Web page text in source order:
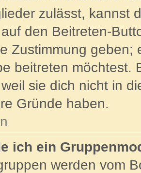
zulässt, kannst
den Beitreten-
Zustimmung geben;
beitreten möchtest.
sie dich nicht in
Gründe haben.
ich ein
werden vom